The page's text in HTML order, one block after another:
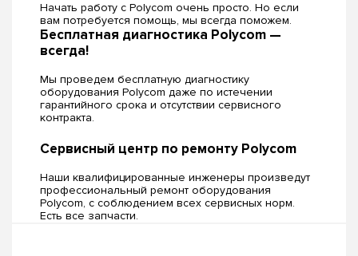
Начать работу с Polycom очень просто. Но если
вам потребуется помощь, мы всегда поможем.
Бесплатная диагностика Polycom —
всегда!
Мы проведем бесплатную диагностику
оборудования Polycom даже по истечении
гарантийного срока и отсутствии сервисного
контракта.
Сервисный центр по ремонту Polycom
Наши квалифицированные инженеры произведут
профессиональный ремонт оборудования
Polycom, c соблюдением всех сервисных норм.
Есть все запчасти.